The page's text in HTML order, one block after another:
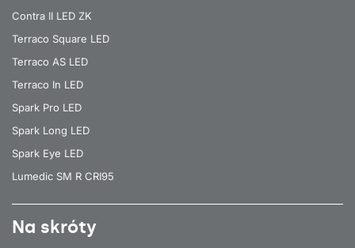
Contra II LED ZK
Terraco Square LED
Terraco AS LED
Terraco In LED
Spark Pro LED
Spark Long LED
Spark Eye LED
Lumedic SM R CRI95
Na skróty